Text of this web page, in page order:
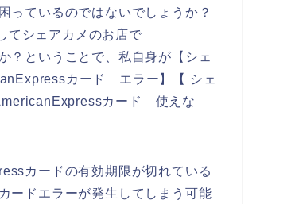
っているのではないでしょうか？
てシェアカメのお店で
？ということで、私自身が【シェ
カード エラー】【 シェ
カード 使えな
カードの有効期限が切れている
ードエラーが発生してしまう可能